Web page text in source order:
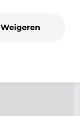
Weigeren